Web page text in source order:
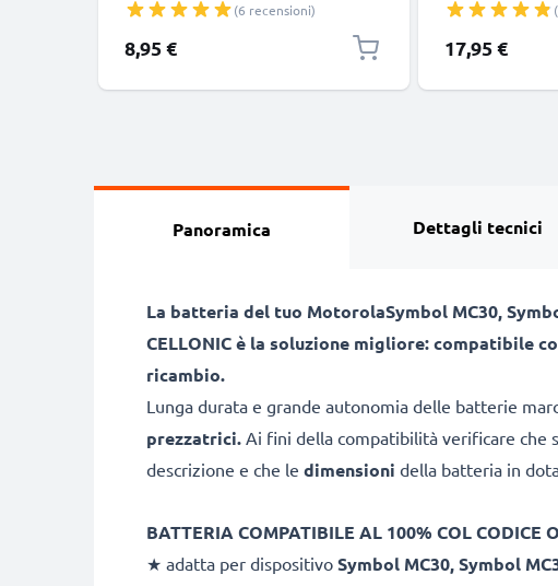
smartphone (Samsung, Huawei,
Google Pixel), fotocamera Canon,
Panasonic Lumix, Sony connettore
(6 recensioni)
8,95 €
SE filo di 1m
in bianco per
17,95 €
Panoramica Dettagli tecnici
La batteria del tuo MotorolaSymbol MC30,
CELLONIC è la soluzione migliore: compatibile
ricambio.
Lunga durata e grande autonomia delle batterie
prezzatrici. Ai fini della compatibilità verificare che
descrizione e che le dimensioni della batteria in
BATTERIA COMPATIBILE AL 100% COL
★ adatta per dispositivo Symbol MC30, Symbol